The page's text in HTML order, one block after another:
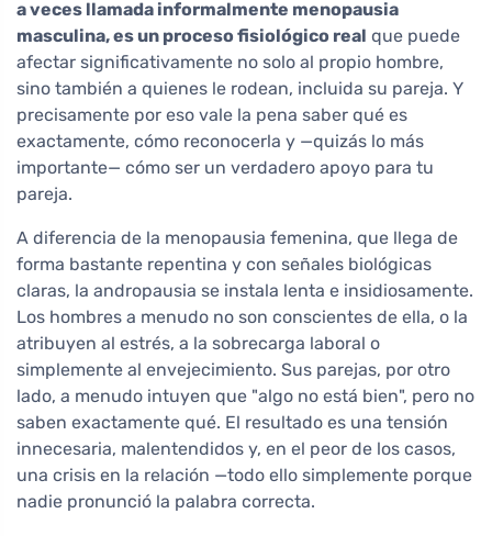
a veces llamada informalmente menopausia
masculina, es un proceso fisiológico real que puede
afectar significativamente no solo al propio hombre,
sino también a quienes le rodean, incluida su pareja. Y
precisamente por eso vale la pena saber qué es
exactamente, cómo reconocerla y —quizás lo más
importante— cómo ser un verdadero apoyo para tu
pareja.
A diferencia de la menopausia femenina, que llega de
forma bastante repentina y con señales biológicas
claras, la andropausia se instala lenta e insidiosamente.
Los hombres a menudo no son conscientes de ella, o la
atribuyen al estrés, a la sobrecarga laboral o
simplemente al envejecimiento. Sus parejas, por otro
lado, a menudo intuyen que "algo no está bien", pero no
saben exactamente qué. El resultado es una tensión
innecesaria, malentendidos y, en el peor de los casos,
una crisis en la relación —todo ello simplemente porque
nadie pronunció la palabra correcta.